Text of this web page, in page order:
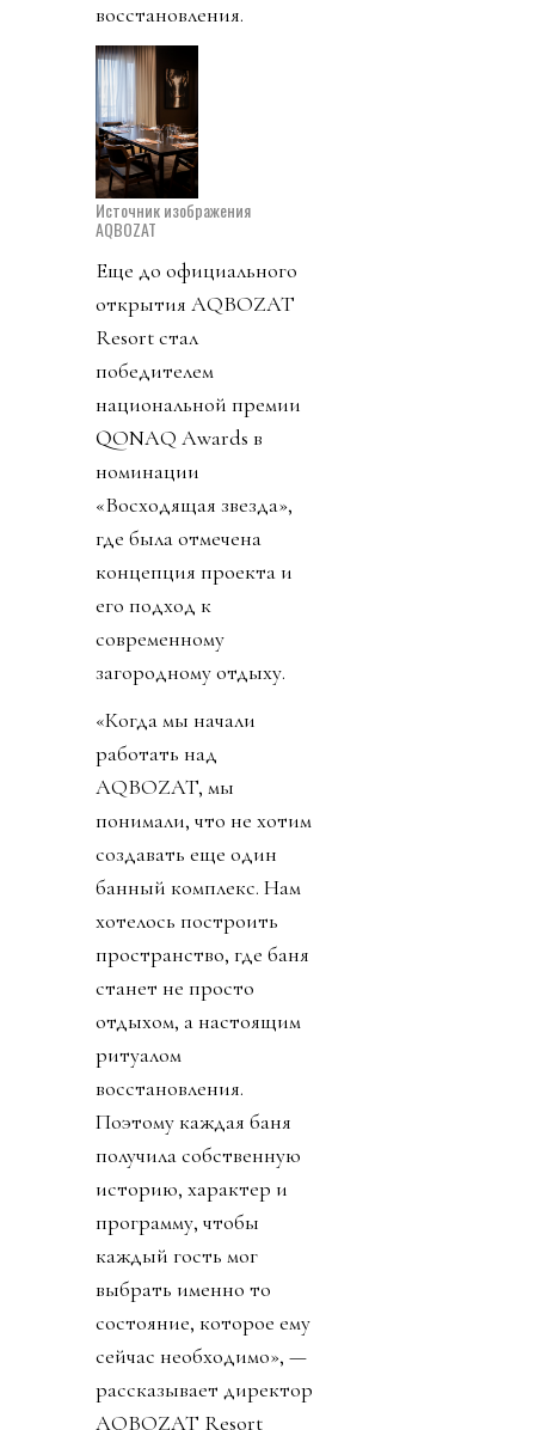
восстановления.
Источник изображения
AQBOZAT
Еще до официального
открытия AQBOZAT
Resort стал
победителем
национальной премии
QONAQ Awards в
номинации
«Восходящая звезда»,
где была отмечена
концепция проекта и
его подход к
современному
загородному отдыху.
«Когда мы начали
работать над
AQBOZAT, мы
понимали, что не хотим
создавать еще один
банный комплекс. Нам
хотелось построить
пространство, где баня
станет не просто
отдыхом, а настоящим
ритуалом
восстановления.
Поэтому каждая баня
получила собственную
историю, характер и
программу, чтобы
каждый гость мог
выбрать именно то
состояние, которое ему
сейчас необходимо», —
рассказывает директор
AQBOZAT Resort